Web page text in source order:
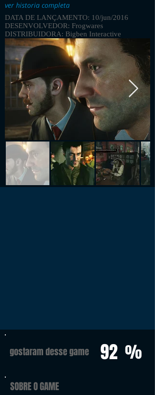
ver historia completa
DATA DE LANÇAMENTO: 10/jun/2016
DESENVOLVEDOR: Frogwares
DISTRIBUIDORA: Bigben Interactive
gostaram desse game 92 %
SOBRE O GAME